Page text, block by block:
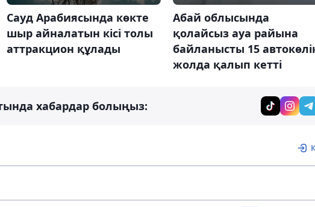
Сауд Арабиясында көкте
шыр айналатын кісі толы
аттракцион құлады
Абай облысында
қолайсыз ауа райына
байланысты 15
жолда қалып кетті
хабардар болыңыз: